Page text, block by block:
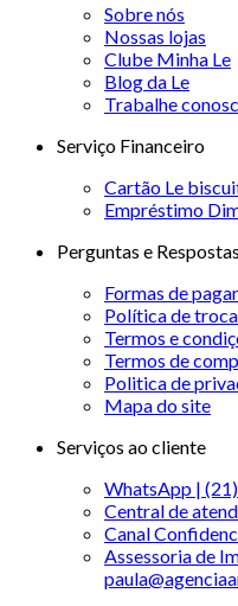
Sobre nós
Nossas lojas
Clube Minha Le
Blog da Le
Trabalhe
Serviço Financeiro
Cartão Le
Empréstimo
Perguntas e Respostas
Formas de
Política de
Termos e
Termos de
Politica de
Mapa do site
Serviços ao cliente
WhatsApp |
Central de
Canal
Assessoria de